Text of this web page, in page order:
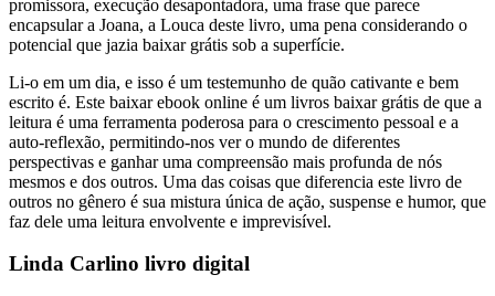
promissora, execução desapontadora, uma frase que parece
encapsular a Joana, a Louca deste livro, uma pena considerando o
potencial que jazia baixar grátis sob a superfície.
Li-o em um dia, e isso é um testemunho de quão cativante e bem
escrito é. Este baixar ebook online é um livros baixar grátis de que a
leitura é uma ferramenta poderosa para o crescimento pessoal e a
auto-reflexão, permitindo-nos ver o mundo de diferentes
perspectivas e ganhar uma compreensão mais profunda de nós
mesmos e dos outros. Uma das coisas que diferencia este livro de
outros no gênero é sua mistura única de ação, suspense e humor, que
faz dele uma leitura envolvente e imprevisível.
Linda Carlino livro digital